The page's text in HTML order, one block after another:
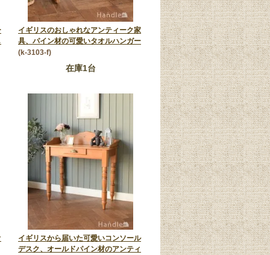
イギリスのおしゃれなアンティーク家
具、パイン材の可愛いタオルハンガー
(k-3103-f)
在庫1台
イギリスから届いた可愛いコンソール
デスク、オールドパイン材のアンティ